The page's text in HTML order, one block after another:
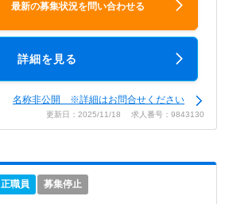
最新の募集状況を問い合わせる
詳細を見る
名称非公開 ※詳細はお問合せください
更新日：2025/11/18 求人番号：9843130
正職員 募集停止